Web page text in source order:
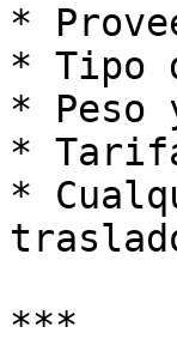
*
* Tipo
* Peso
*
*
***